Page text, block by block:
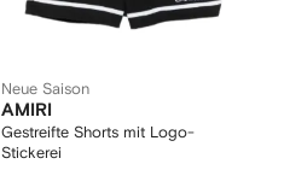
Neue Saison
AMIRI
Gestreifte Shorts mit Logo-
Stickerei